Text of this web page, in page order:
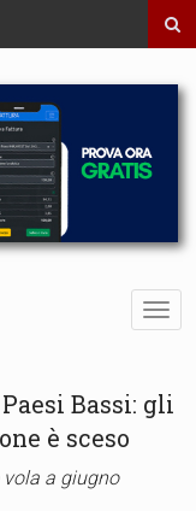
Bassi: gli
è sceso
a giugno